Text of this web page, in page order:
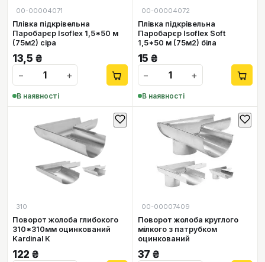
00-00004071
Плівка підкрівельна
Паробарєр Isoflex 1,5*50 м
(75м2) сіра
13,5 ₴
−
+
В наявності
00-00004072
Плівка підкрівельна
Паробарєр Isoflex Soft
1,5*50 м (75м2) біла
15 ₴
−
+
В наявності
310
Поворот жолоба глибокого
310*310мм оцинкований
Kardinal К
122 ₴
00-00007409
Поворот жолоба круглого
мілкого з патрубком
оцинкований
37 ₴